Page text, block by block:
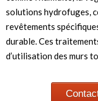
solutions hydrofuges,
revêtements
durable. Ces
d’utilisation des murs